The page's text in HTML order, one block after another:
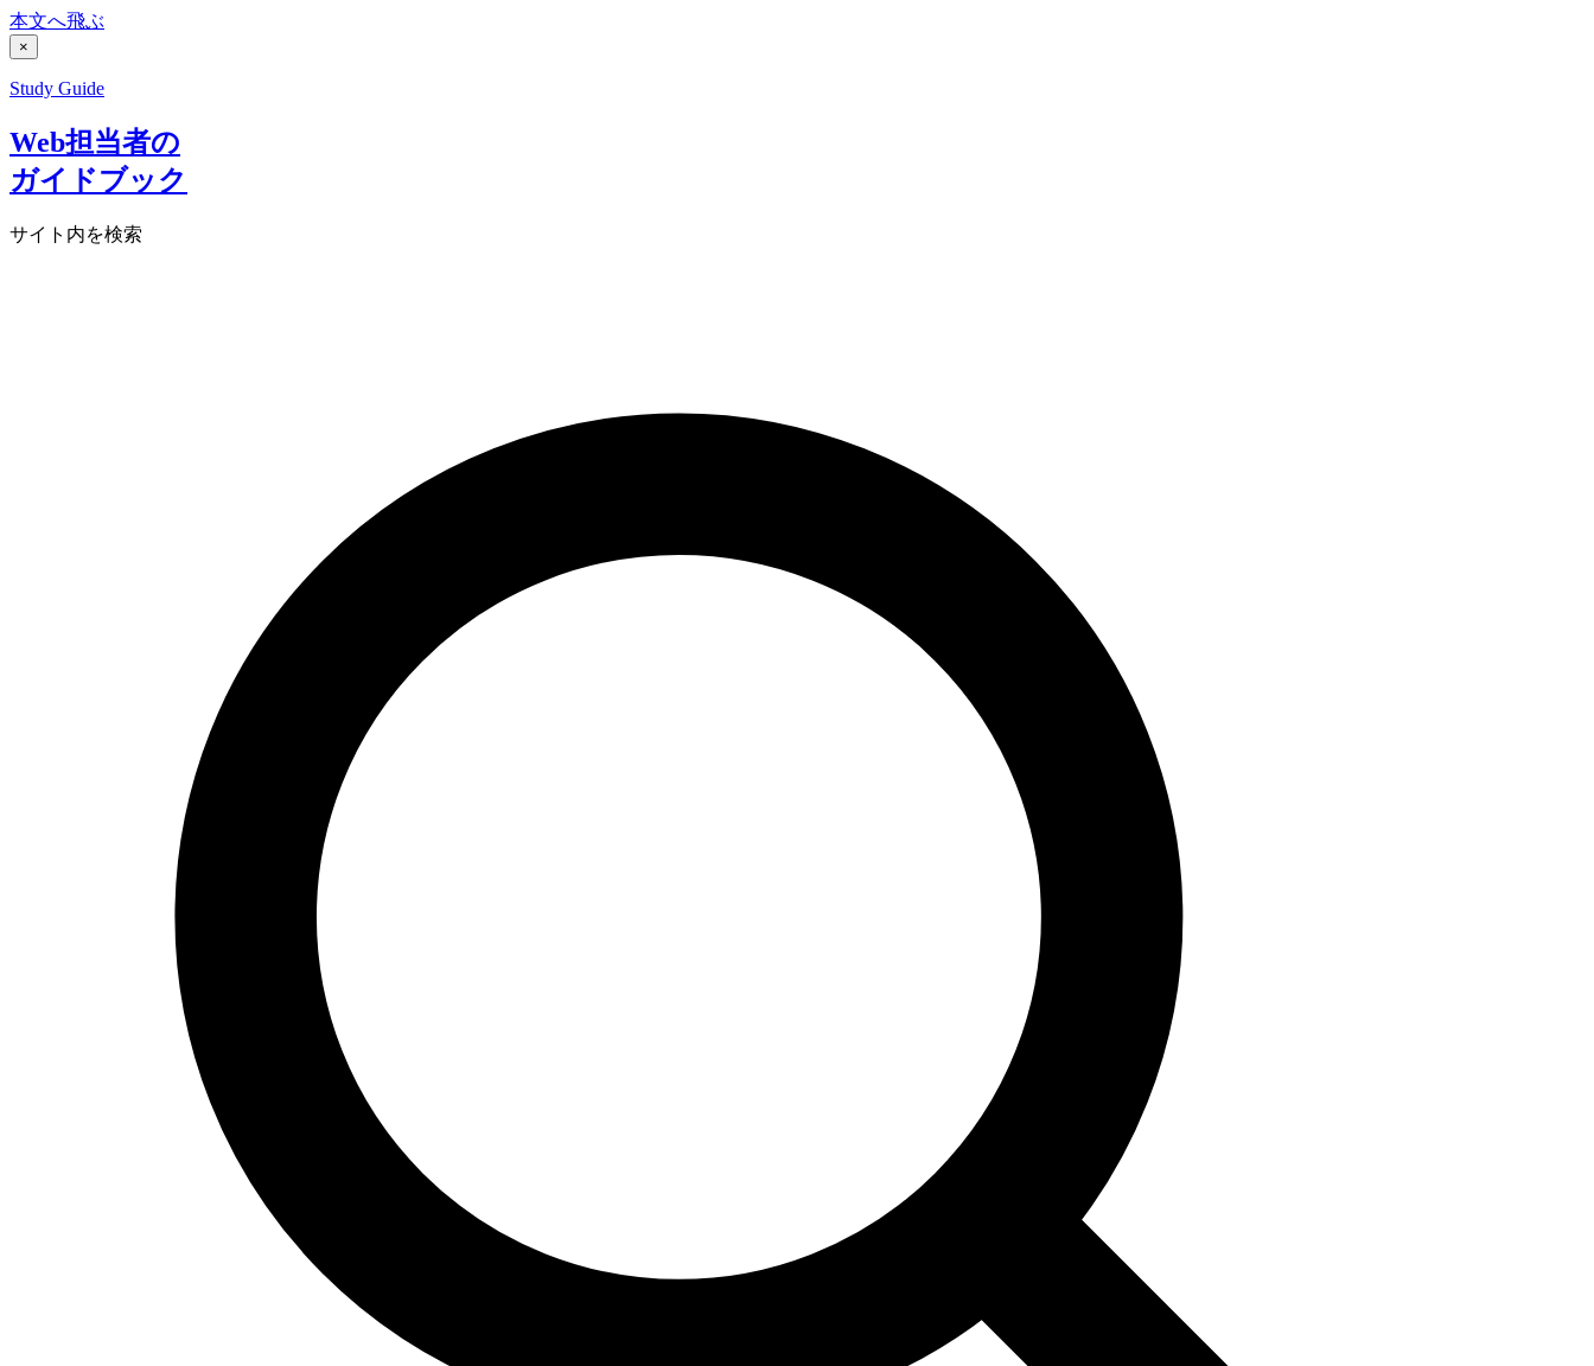
本文へ飛ぶ
×
Study Guide
Web担当者の
ガイドブック
サイト内を検索